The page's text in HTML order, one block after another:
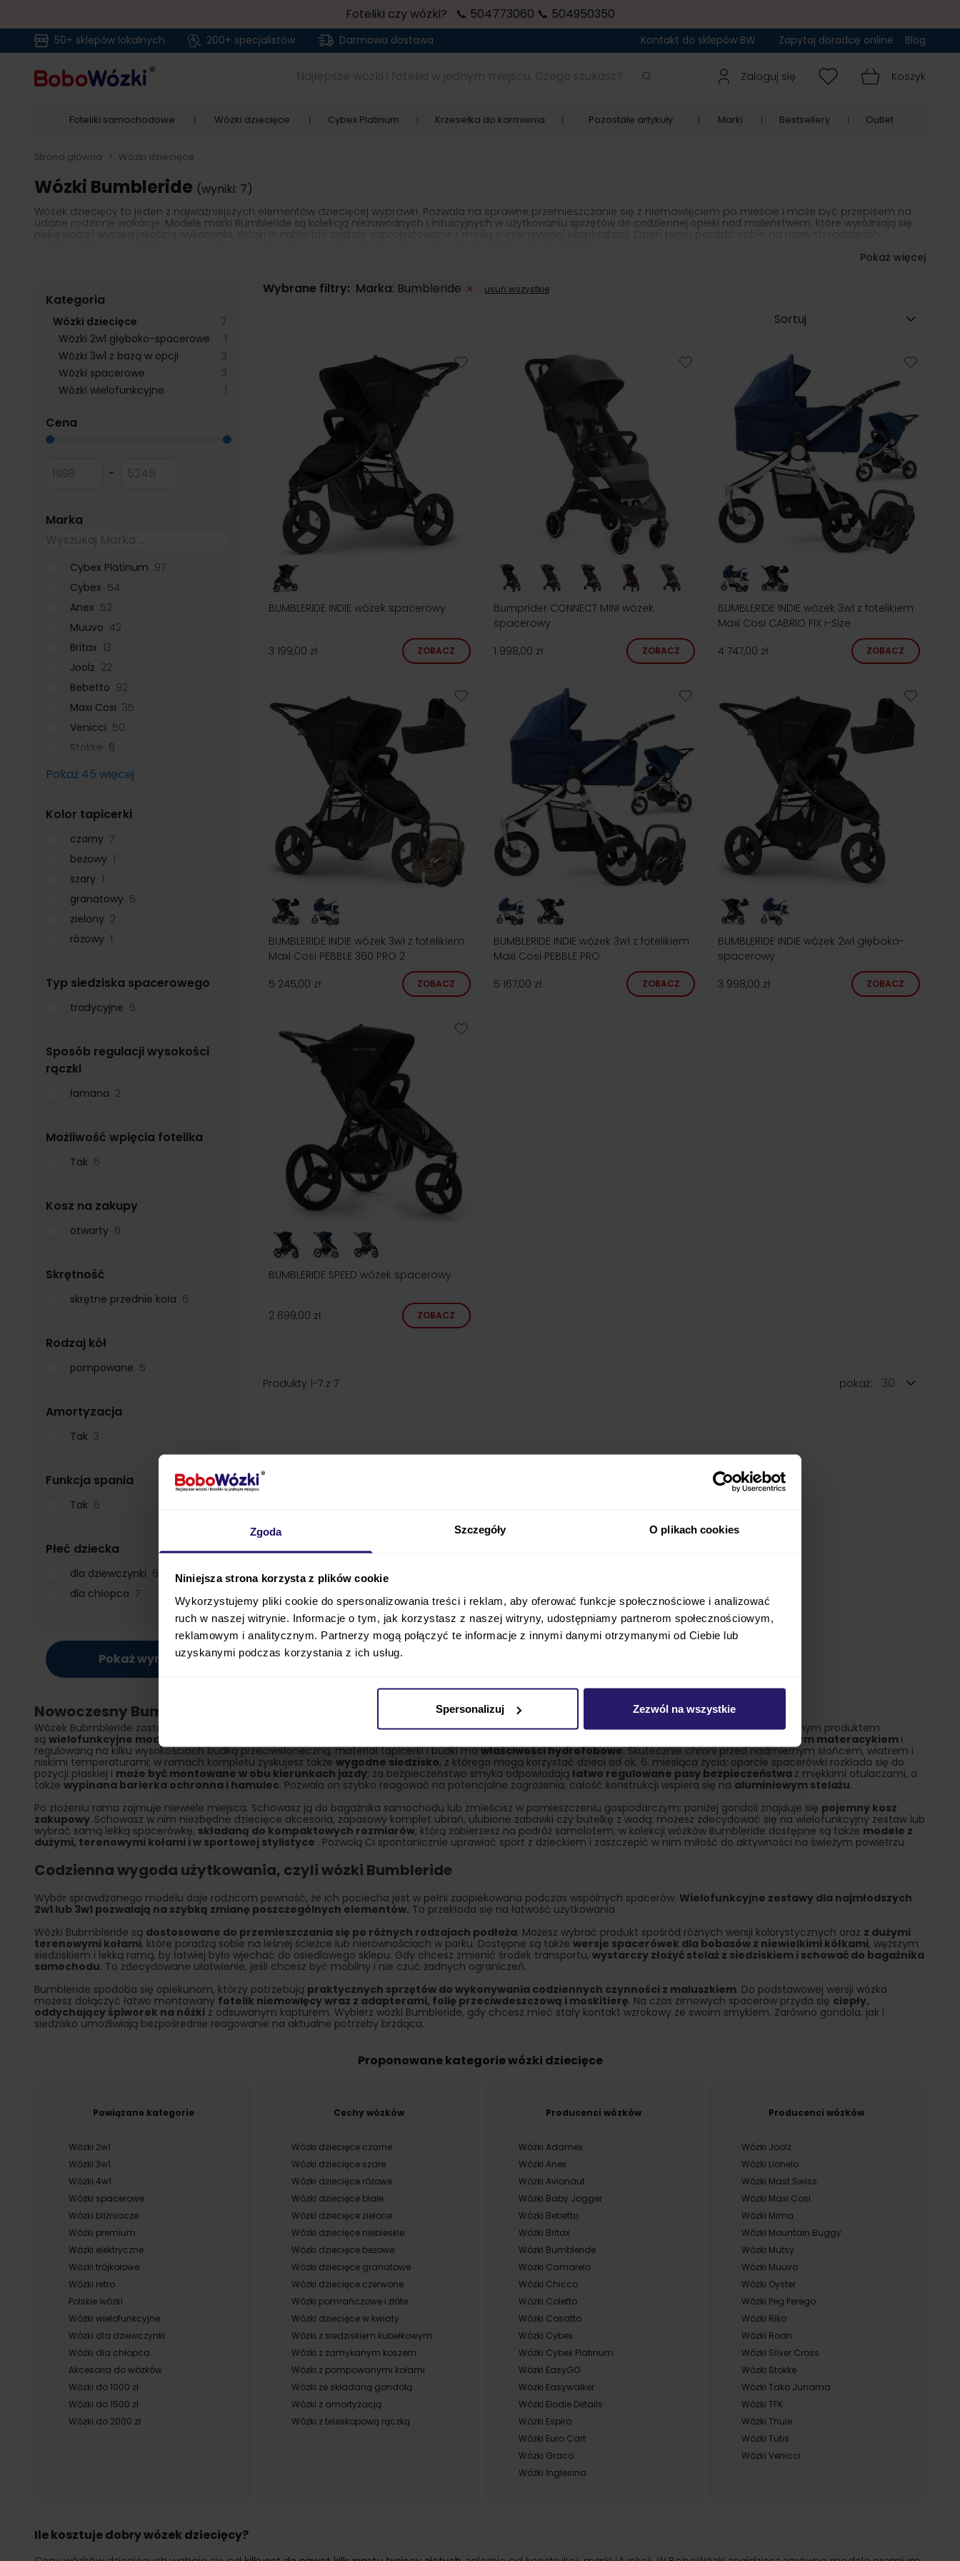
Zgoda Szczegóły O plikach cookies
Niniejsza strona korzysta z plików cookie
Wykorzystujemy pliki cookie do spersonalizowania treści i reklam, aby oferować funkcje społecznościowe i analizować
ruch w naszej witrynie. Informacje o tym, jak korzystasz z naszej witryny, udostępniamy partnerom społecznościowym,
reklamowym i analitycznym. Partnerzy mogą połączyć te informacje z innymi danymi otrzymanymi od Ciebie lub
uzyskanymi podczas korzystania z ich usług.
Spersonalizuj Zezwól na wszystkie
Foteliki czy wózki? 📞 504773060 📞 504950350
50+ sklepów lokalnych 200+ specjalistów Darmowa dostawa Kontakt do sklepów BW Zapytaj doradcę online Blog
Najlepsze wózki i foteliki w jednym miejscu. Czego szukasz? Zaloguj się Koszyk
Foteliki samochodowe Wózki dziecięce Cybex Platinum Krzesełka do karmienia Pozostałe artykuły Marki Bestsellery Outlet
Strona główna > Wózki dziecięce
Wózki Bumbleride (wyniki: 7)
Wózek dziecięcy to jeden z najważniejszych elementów dziecięcej wyprawki. Pozwala na sprawne przemieszczanie się z niemowlęciem po mieście i może być przepisem na
udane rodzinne wakacje. Modele marki Bumbleride są kolekcją niezawodnych i intuicyjnych w użytkowaniu sprzętów do codziennej opieki nad maleństwem, które wyróżniają się
niską wagą i wysoką jakością wykonania.
Wózki Bumbleride zostały zaprojektowane z myślą o intensywnej eksploatacji. Dzięki temu poradzi sobie na różnych rodzajach
wszechstronna oferta dla maluszków w każdym wieku. Produkty mają szeroki zakres regulacji i rosną wraz z małym użytkownikiem. Możesz
oglądać otaczający go świat. Wózek Bumbleride jest
prosty do prowadzenia oraz ma stabilny stelaż
członkom rodziny.
Producent otrzymuje wysokie noty za doskonały system zawieszenia i zaawansowaną amortyzację
Pokaż więcej
Kategoria
Wózki dziecięce 7
Wózki 2w1 głęboko-spacerowe
1
Wózki 3w1 z bazą w opcji
3
Wózki spacerowe
3
Wózki wielofunkcyjne
1
Cena
Minimum value
- Maksymalna wartość
Marka
Cybex Platinum 97
Cybex 54
Anex 52
Muuvo 42
Britax 13
Joolz 22
Bebetto 92
Maxi Cosi 35
Venicci 50
Stokke 6
Pokaż 45 więcej
Kolor tapicerki
czarny 7
beżowy 1
szary 1
granatowy 5
zielony 2
różowy 1
Typ siedziska spacerowego
tradycyjne 6
Sposób regulacji wysokości
rączki
łamana 2
Możliwość wpięcia fotelika
Tak 5
Kosz na zakupy
otwarty 6
Skrętność
skrętne przednie koła 6
Rodzaj kółfilter
pompowane 5
Amortyzacja
Tak 3
Funkcja spania
Tak 6
Płeć dziecka
dla dziewczynki 6
dla chłopca 7
Pokaż wyniki
Wybrane filtry: Marka: Bumbleride usuń wszystkie
Sortuj wg
BUMBLERIDE INDIE wózek spacerowy
3 199,00 zł ZOBACZ
Bumprider CONNECT MINI wózek
spacerowy
1 998,00 zł
ZOBACZ
BUMBLERIDE INDIE wózek 3w1 z fotelikiem
Maxi Cosi CABRIO FIX i-Size
4 747,00 zł
ZOBACZ
BUMBLERIDE INDIE wózek 3w1 z fotelikiem
Maxi Cosi PEBBLE 360 PRO 2
5 245,00 zł
ZOBACZ
BUMBLERIDE INDIE wózek 3w1 z fotelikiem
Maxi Cosi PEBBLE PRO
5 167,00 zł
ZOBACZ
BUMBLERIDE INDIE wózek 2w1 głęboko-
spacerowy
3 998,00 zł
ZOBACZ
BUMBLERIDE SPEED wózek spacerowy
2 699,00 zł ZOBACZ
Produkty 1-7 z 7
pokaż:
Nowoczesny Bumbleride – wózek, który rośnie z dzieckiem
Wózek Bubmbleride został zaprojektowany w taki sposób, by dawać użytkownikom szeroki zakres regulacji i uprzyjemnić jego obsługę. Najchętniej wybieranym produktem
są wielofunkcyjne modele 2w1 lub 3w1 uzupełnione jeszcze o lekki fotelik samochodowy pojemną gondolę z oddychającym materacykiem i
regulowaną na kilku wysokościach budką przeciwsłoneczną; materiał tapicerki i budki mawłaściwości hydrofobowe. Skutecznie chroni przed nadmiernym słońcem, wiatrem i
niskimi temperaturami; w ramach kompletu zyskujesz także wygodne siedzisko, z którego mogą korzystać dzieci od ok. 6. miesiąca życia; oparcie spacerówki rozkłada się do
pozycji płaskiej i może być montowane w obu kierunkach jazdy; za bezpieczeństwo smyka odpowiadają łatwo regulowane pasy bezpieczeństwa z miękkimi otulaczami, a
także wypinana barierka ochronna i hamulec. Pozwala on szybko reagować na potencjalne zagrożenia; całość konstrukcji wspiera się na aluminiowym stelażu.
Po złożeniu rama zajmuje niewiele miejsca. Schowasz ją do bagażnika samochodu lub zmieścisz w pomieszczeniu gospodarczym; poniżej gondoli znajduje się pojemny kosz
zakupowy .Schowasz w nim niezbędne dziecięce akcesoria, zapasowy komplet ubrań, ulubione zabawki czy butelkę z wodą; możesz zdecydować się na wielofunkcyjny zestaw lub
wybrać samą lekką spacerówkę, składaną do kompaktowych rozmiarów, którą zabierzesz na podróż samolotem; w kolekcji wózków Bumbleride dostępne są także modele z
dużymi, terenowymi kołami i w sportowej stylistyce . Pozwolą Ci spontanicznie uprawiać sport z dzieckiem i zaszczepić w nim miłość do aktywności na świeżym powietrzu.
Codzienna wygoda użytkowania, czyli wózki Bumbleride
Wybór sprawdzonego modelu daje rodzicom pewność, że ich pociecha jest w pełni zaopiekowana podczas wspólnych spacerów. Wielofunkcyjne zestawy dla najmłodszych
2w1 lub 3w1 pozwalają na szybką zmianę poszczególnych elementów. To przekłada się na łatwość użytkowania.
Wózki Bubmbleride są dostosowane do przemieszczania się po różnych rodzajach podłoża. Możesz wybrać produkt spośród różnych wersji kolorystycznych oraz z dużymi
terenowymi kołami, które poradzą sobie na leśnej ścieżce lub nierównościach w parku. Dostępne są także wersje spacerówek dla bobasów z niewielkimi kółkami, węższym
siedziskiem i lekką ramą, by łatwiej było wjechać do osiedlowego sklepu. Gdy chcesz zmienić środek transportu, wystarczy złożyć stelaż z siedziskiem i schować do bagażnika
samochodu. To zdecydowane ułatwienie, jeśli chcesz być mobilny i nie czuć żadnych ograniczeń.
Bumbleride spodoba się opiekunom, którzy potrzebują praktycznych sprzętów do wykonywania codziennych czynności z maluszkiem. Do podstawowej wersji wózka
możesz dołączyć łatwo montowany fotelik niemowlęcy wraz z adapterami, folię przeciwdeszczową i moskitierę. Na czas zimowych spacerów przyda się ciepły,
oddychający śpiworek na nóżki z odsuwanym kapturem. Wybierz wózki Bumbleride, gdy chcesz mieć stały kontakt wzrokowy ze swoim smykiem. Zarówno gondola, jak i
siedzisko umożliwiają bezpośrednie reagowanie na aktualne potrzeby brzdąca.
Proponowane kategorie wózki dziecięce
Powiązane kategorie
Wózki 2w1
Wózki 3w1
Wózki 4w1
Wózki spacerowe
Wózki bliźniacze
Wózki premium
Wózki elektryczne
Wózki trójkołowe
Wózki retro
Polskie wózki
Wózki wielofunkcyjne
Wózki dla dziewczynki
Wózki dla chłopca
Akcesoria do wózków
Wózki do 1000 zł
Wózki do 1500 zł
Wózki do 2000 zł
Cechy wózków
Wózki dziecięce czarne
Wózki dziecięce szare
Wózki dziecięce różowe
Wózki dziecięce białe
Wózki dziecięce zielone
Wózki dziecięce niebieskie
Wózki dziecięce beżowe
Wózki dziecięce granatowe
Wózki dziecięce czerwone
Wózki pomrańczowe i żłóte
Wózki dziecięce w kwiaty
Wózki z siedziskiem kubełkowym
Wózki z zamykanym koszem
Wózki z pompowanymi kołami
Wózki ze składaną gondolą
Wózki z amortyzacją
Wózki z teleskopową rączką
Producenci wózków
Wózki Adamex
Wózki Anex
Wózki Avionaut
Wózki Baby Jogger
Wózki Bebetto
Wózki Britax
Wózki Bumbleride
Wózki Camarelo
Wózki Chicco
Wózki Coletto
Wózki Cosatto
Wózki Cybex
Wózki Cybex Platinum
Wózki EasyGO
Wózki Easywalker
Wózki Elodie Details
Wózki Espiro
Wózki Euro Cart
Wózki Graco
Wózki Inglesina
Producenci wózków
Wózki Joolz
Wózki Lionelo
Wózki Mast Swiss
Wózki Maxi Cosi
Wózki Mima
Wózki Mountain Buggy
Wózki Mutsy
Wózki Muuvo
Wózki Oyster
Wózki Peg Perego
Wózki Riko
Wózki Roan
Wózki Silver Cross
Wózki Stokke
Wózki Tako Junama
Wózki TFK
Wózki Thule
Wózki Tutis
Wózki Venicci
Ile kosztuje dobry wózek dziecięcy?